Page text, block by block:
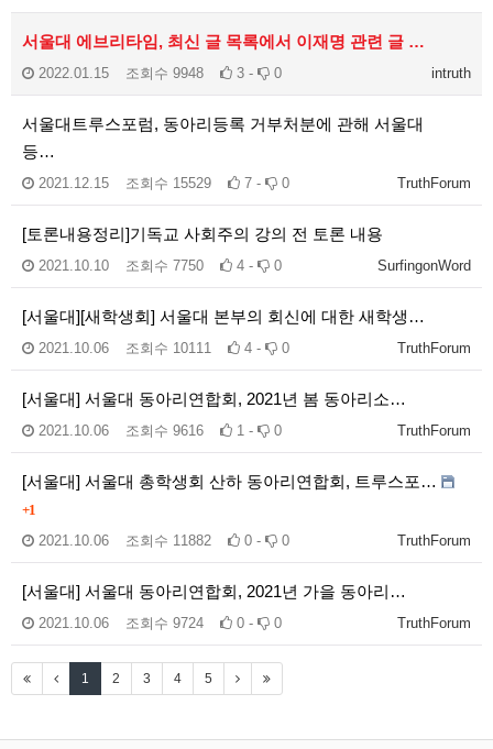
서울대 에브리타임, 최신 글 목록에서 이재명 관련 글 …
intruth
2022.01.15 조회수 9948 3 - 0
서울대트루스포럼, 동아리등록 거부처분에 관해 서울대
등…
TruthForum
2021.12.15 조회수 15529 7 - 0
[토론내용정리]기독교 사회주의 강의 전 토론 내용
SurfingonWord
2021.10.10 조회수 7750 4 - 0
[서울대][새학생회] 서울대 본부의 회신에 대한 새학생…
TruthForum
2021.10.06 조회수 10111 4 - 0
[서울대] 서울대 동아리연합회, 2021년 봄 동아리소…
TruthForum
2021.10.06 조회수 9616 1 - 0
[서울대] 서울대 총학생회 산하 동아리연합회, 트루스포…
+1
TruthForum
2021.10.06 조회수 11882 0 - 0
[서울대] 서울대 동아리연합회, 2021년 가을 동아리…
TruthForum
2021.10.06 조회수 9724 0 - 0
1 2 3 4 5